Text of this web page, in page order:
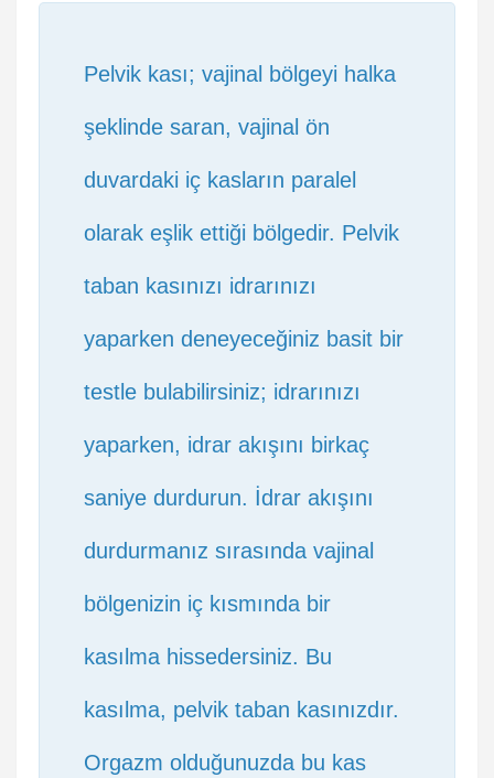
Pelvik kası; vajinal bölgeyi halka
şeklinde saran, vajinal ön
duvardaki iç kasların paralel
olarak eşlik ettiği bölgedir. Pelvik
taban kasınızı idrarınızı
yaparken deneyeceğiniz basit bir
testle bulabilirsiniz; idrarınızı
yaparken, idrar akışını birkaç
saniye durdurun. İdrar akışını
durdurmanız sırasında vajinal
bölgenizin iç kısmında bir
kasılma hissedersiniz. Bu
kasılma, pelvik taban kasınızdır.
Orgazm olduğunuzda bu kas